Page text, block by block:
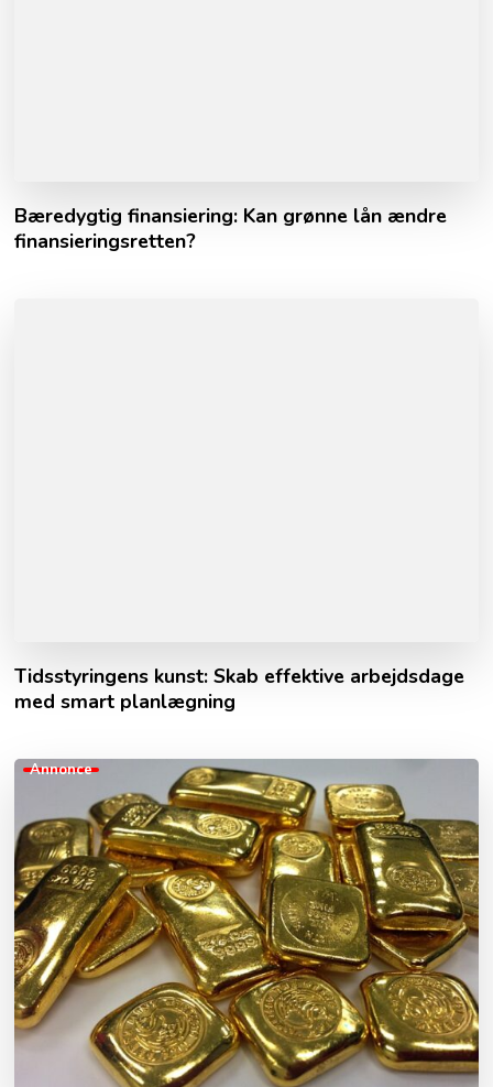
Bæredygtig finansiering: Kan grønne lån ændre
finansieringsretten?
Tidsstyringens kunst: Skab effektive arbejdsdage
med smart planlægning
Annonce